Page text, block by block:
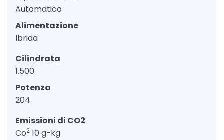
Automatico
Alimentazione
Ibrida
Cilindrata
1.500
Potenza
204
Emissioni di CO2
Co2 10 g-kg